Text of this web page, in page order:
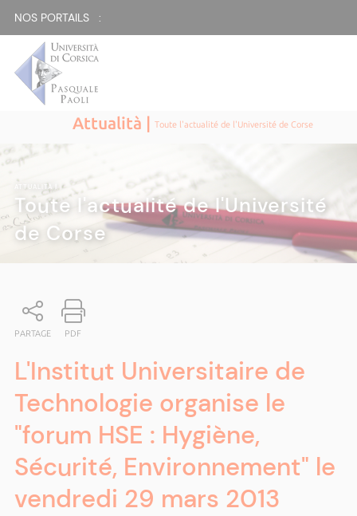
NOS PORTAILS :
Attualità |Toute l'actualité de l'Université de Corse
ATTUALITÀ|
Toute l'actualité de l'Université
de Corse
PARTAGE PDF
L'Institut Universitaire de
Technologie organise le
"forum HSE : Hygiène,
Sécurité, Environnement" le
vendredi 29 mars 2013